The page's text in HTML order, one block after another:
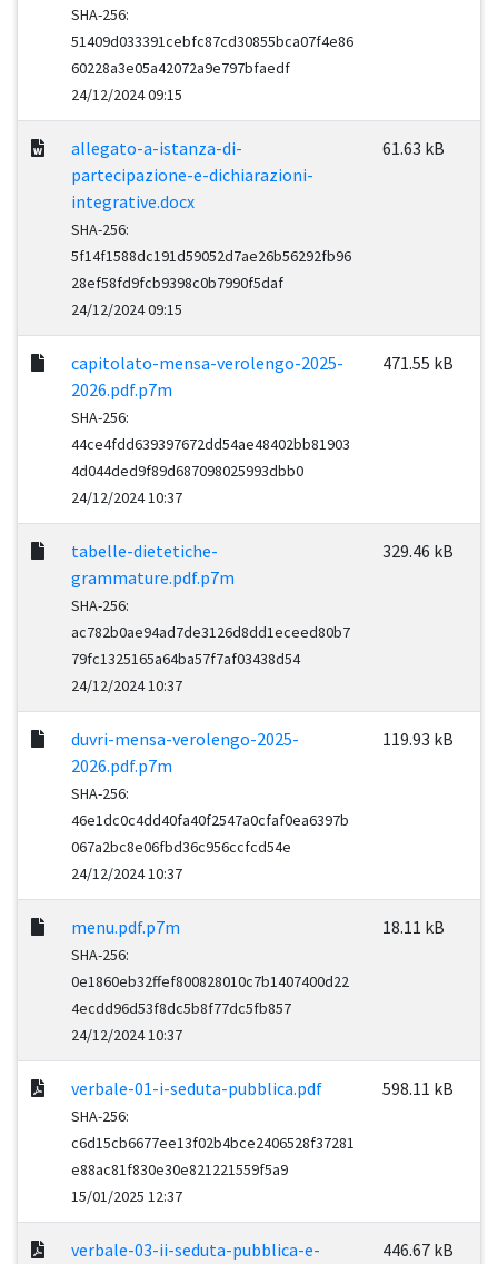
SHA-256:
51409d033391cebfc87cd30855bca07f4e86
60228a3e05a42072a9e797bfaedf
24/12/2024 09:15
allegato-a-istanza-di-
partecipazione-e-dichiarazioni-
integrative.docx
SHA-256:
5f14f1588dc191d59052d7ae26b56292fb96
28ef58fd9fcb9398c0b7990f5daf
24/12/2024 09:15
61.63 kB
capitolato-mensa-verolengo-2025-
2026.pdf.p7m
SHA-256:
44ce4fdd639397672dd54ae48402bb81903
4d044ded9f89d687098025993dbb0
24/12/2024 10:37
471.55 kB
tabelle-dietetiche-
grammature.pdf.p7m
SHA-256:
ac782b0ae94ad7de3126d8dd1eceed80b7
79fc1325165a64ba57f7af03438d54
24/12/2024 10:37
329.46 kB
duvri-mensa-verolengo-2025-
2026.pdf.p7m
SHA-256:
46e1dc0c4dd40fa40f2547a0cfaf0ea6397b
067a2bc8e06fbd36c956ccfcd54e
24/12/2024 10:37
119.93 kB
menu.pdf.p7m
SHA-256:
0e1860eb32ffef800828010c7b1407400d22
4ecdd96d53f8dc5b8f77dc5fb857
24/12/2024 10:37
18.11 kB
verbale-01-i-seduta-pubblica.pdf
SHA-256:
c6d15cb6677ee13f02b4bce2406528f37281
e88ac81f830e30e821221559f5a9
15/01/2025 12:37
598.11 kB
verbale-03-ii-seduta-pubblica-e-
446.67 kB